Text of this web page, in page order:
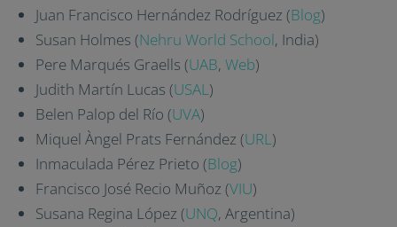
Juan Francisco Hernández Rodríguez (Blog)
Susan Holmes (Nehru World School, India)
Pere Marqués Graells (UAB, Web)
Judith Martín Lucas (USAL)
Belen Palop del Río (UVA)
Miquel Àngel Prats Fernández (URL)
Inmaculada Pérez Prieto (Blog)
Francisco José Recio Muñoz (VIU)
Susana Regina López (UNQ, Argentina)